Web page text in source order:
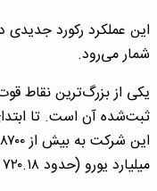
این عملکرد رکورد جدیدی
شمار می‌رود.
یکی از بزرگ‌ترین نقاط
میلیارد یورو (حدود ۷۲۰.۱۸ میلیارد دلار) رسیده بود.